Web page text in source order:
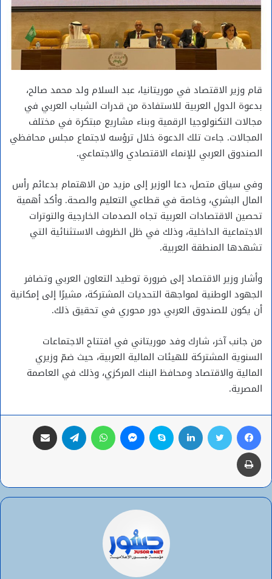
قام وزير الاقتصاد في موريتانيا، عبد السلام ولد محمد صالح،
بدعوة الدول العربية للاستفادة من قدرات الشباب العربي في
مجالات التكنولوجيا الرقمية وبناء مشاريع مبتكرة في مختلف
المجالات. جاءت تلك الدعوة خلال ترؤسه لاجتماع مجلس محافظي
الصندوق العربي للإنماء الاقتصادي والاجتماعي.
وفي سياق متصل، دعا الوزير إلى مزيد من الاهتمام بدعائم رأس
المال البشري، وخاصة في قطاعي التعليم والصحة. وأكد أهمية
تحصين الاقتصادات العربية تجاه الصدمات الخارجية والتوترات
الاجتماعية الداخلية، وذلك في ظل الظروف الاستثنائية التي
تشهدها المنطقة العربية.
وأشار وزير الاقتصاد إلى ضرورة توطيد التعاون العربي وتضافر
الجهود الوطنية لمواجهة التحديات المشتركة، مشيرًا إلى إمكانية
أن يكون للصندوق العربي دور محوري في تحقيق ذلك.
من جانب آخر، شارك وفد موريتاني في افتتاح الاجتماعات
السنوية المشتركة للهيئات المالية العربية، حيث ضمّ وزيري
المالية والاقتصاد ومحافظ البنك المركزي، وذلك في العاصمة
المصرية.
فيسبوك تويتر لينكدإن سكايب ماسنجر واتساب تيلقرام
طباعة